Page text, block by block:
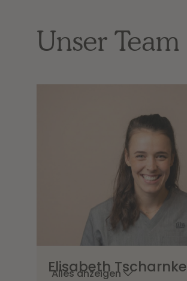
Unser Team
Elisabeth Tscharnke
Alles anzeigen